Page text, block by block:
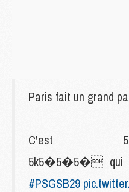
Paris fait un grand
C'est
5k5�5�5� qui
#PSGSB29